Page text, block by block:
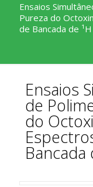
Ensaios
Pureza do
de Bancada de ¹H
Ensaios
de
do
Bancada